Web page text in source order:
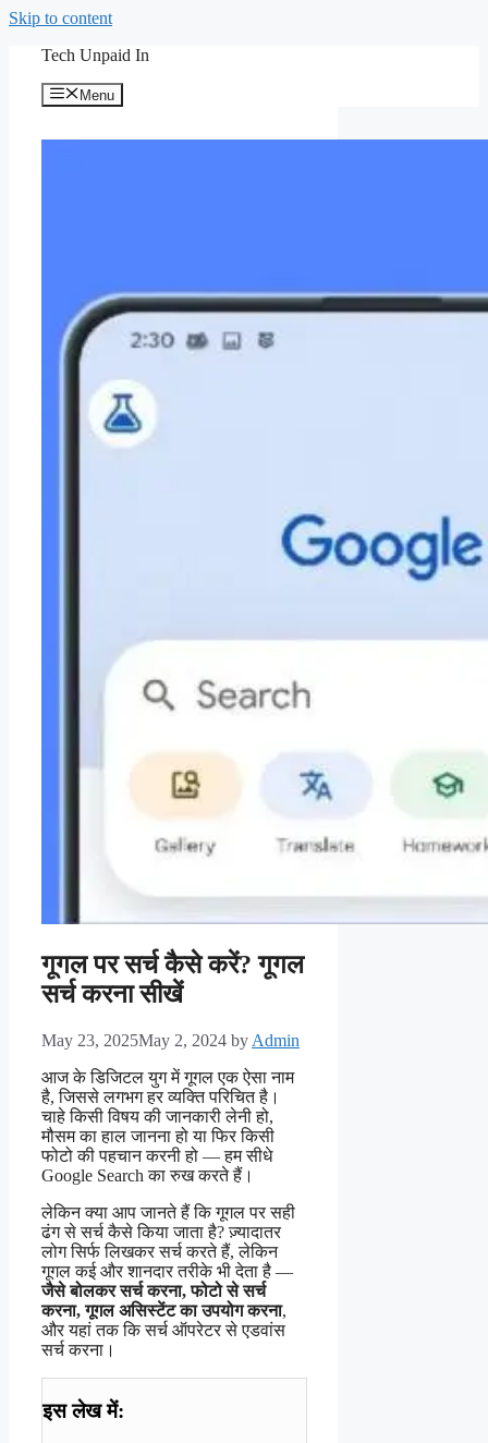
Skip to content
Tech Unpaid In
Menu
गूगल पर सर्च कैसे करें? गूगल
सर्च करना सीखें
May 23, 2025May 2, 2024 by Admin
आज के डिजिटल युग में गूगल एक ऐसा नाम
है, जिससे लगभग हर व्यक्ति परिचित है।
चाहे किसी विषय की जानकारी लेनी हो,
मौसम का हाल जानना हो या फिर किसी
फोटो की पहचान करनी हो — हम सीधे
Google Search का रुख करते हैं।
लेकिन क्या आप जानते हैं कि गूगल पर सही
ढंग से सर्च कैसे किया जाता है? ज़्यादातर
लोग सिर्फ लिखकर सर्च करते हैं, लेकिन
गूगल कई और शानदार तरीके भी देता है —
जैसे बोलकर सर्च करना, फोटो से सर्च
करना, गूगल असिस्टेंट का उपयोग करना,
और यहां तक कि सर्च ऑपरेटर से एडवांस
सर्च करना।
इस लेख में: